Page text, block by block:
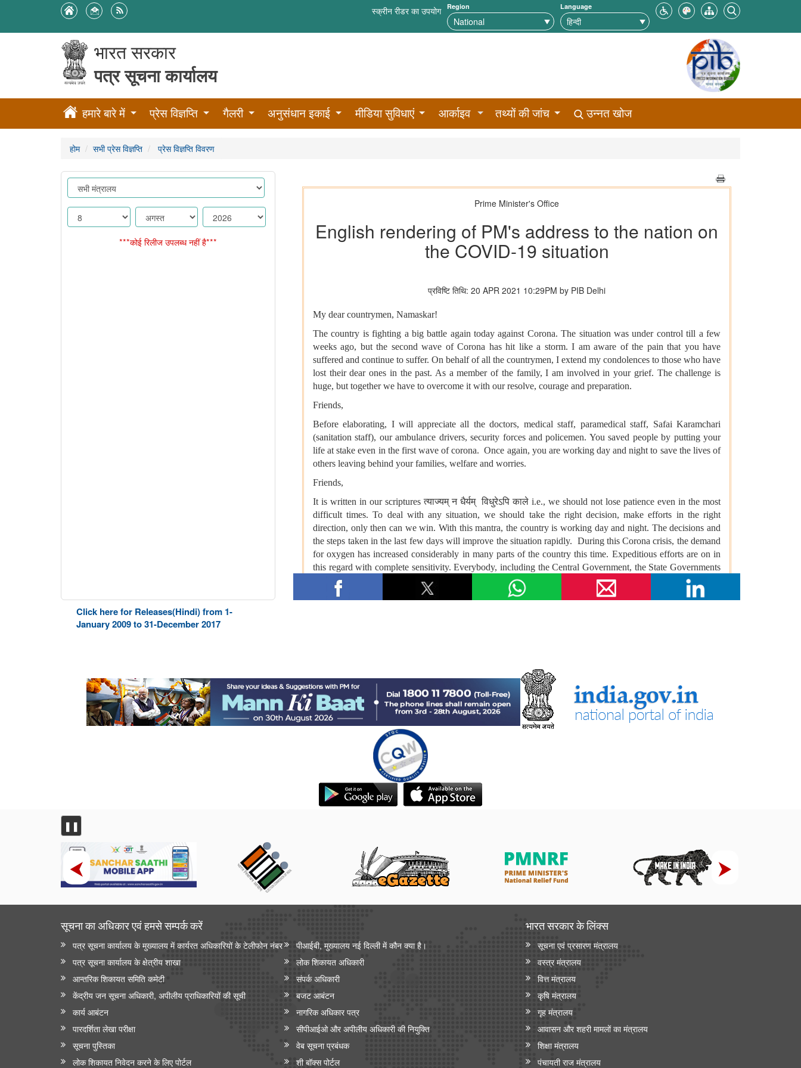
स्क्रीन रीडर का उपयोग Region Language
भारत सरकार
पत्र सूचना कार्यालय
हमारे बारे में प्रेस विज्ञप्ति गैलरी अनुसंधान इकाई मीडिया सुविधाएं आर्काइव तथ्यों की जांच उन्नत खोज
होम सभी प्रेस विज्ञप्ति प्रेस विज्ञप्ति विवरण
***कोई रिलीज उपलब्ध नहीं है***
Click here for Releases(Hindi) from 1-
January 2009 to 31-December 2017
❚❚
सूचना का अधिकार एवं हमसे सम्‍पर्क करें
पत्र सूचना कार्यालय के मुख्यालय में कार्यरत अधिकारियों के टेलीफोन नंबर
पीआईबी, मुख्यालय नई दिल्ली में कौन क्या है।
पत्र सूचना कार्यालय के क्षेत्रीय शाखा
लोक शिकायत अधिकारी
आन्‍तरिक शिकायत समिति कमेटी
संपर्क अधिकारी
केंद्रीय जन सूचना अधिकारी, अपीलीय प्राधिकारियों की सूची
बजट आबंटन
कार्य आबंटन
नागरिक अधिकार पत्र
पारदर्शिता लेखा परीक्षा
सीपीआईओ और अपी‍लीय अधिकारी की नियुक्ति
सूचना पुस्तिका
वेब सूचना प्रबंधक
लोक शिकायत निवेदन करने के लिए पोर्टल
शी बॉक्स पोर्टल
भारत सरकार के लिंक्‍स
सूचना एवं प्रसारण मंत्रालय
वस्त्र मंत्रालय
वित्त मंत्रालय
कृषि मंत्रालय
गृह मंत्रालय
आवासन और शहरी मामलों का मंत्रालय
शिक्षा मंत्रालय
पंचायती राज मंत्रालय